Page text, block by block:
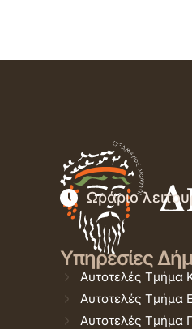
Ωράριο
Υπηρεσίες
Αυτοτελές Τμήμα
Αυτοτελές Τμήμα
Αυτοτελές Τμήμα